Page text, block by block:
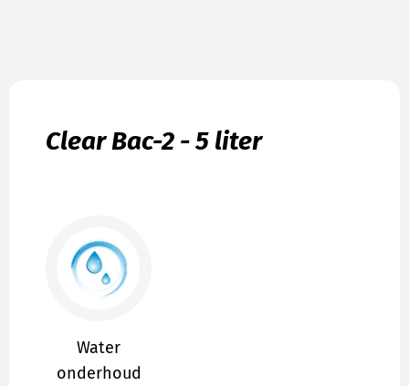
Clear Bac-2 - 5 liter
Water
onderhoud